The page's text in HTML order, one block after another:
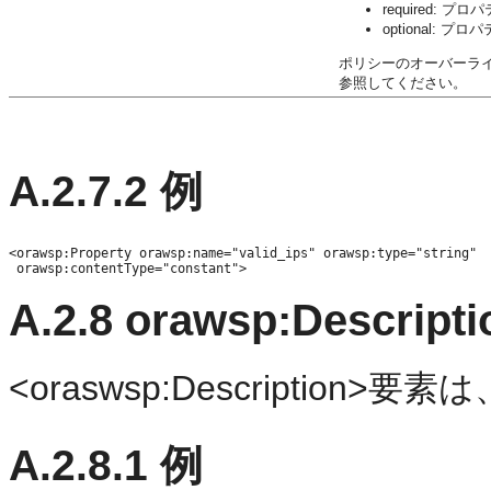
required: プロパ
optional: プロパ
ポリシーのオーバーラ
参照してください。
A.2.7.2 例
<orawsp:Property orawsp:name="valid_ips" orawsp:type="string"
A.2.8
<oraswsp:Description>要素
A.2.8.1 例